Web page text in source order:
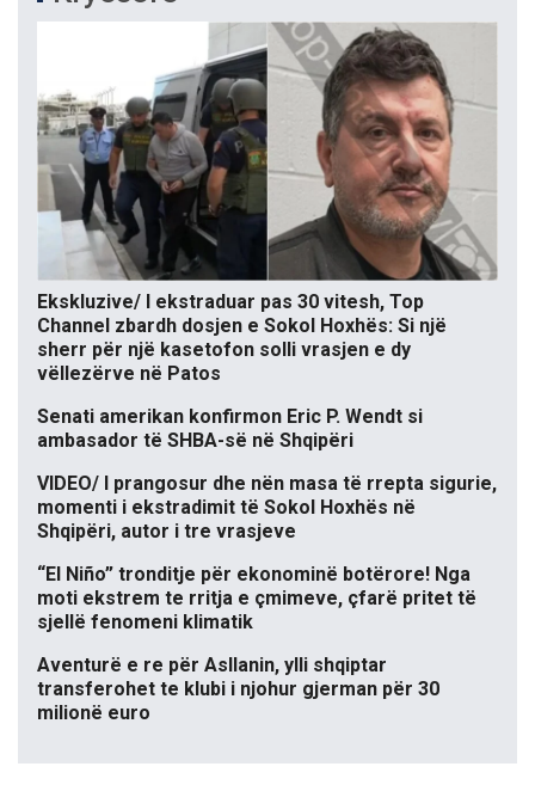
Ekskluzive/ I ekstraduar pas 30 vitesh, Top
Channel zbardh dosjen e Sokol Hoxhës: Si një
sherr për një kasetofon solli vrasjen e dy
vëllezërve në Patos
Senati amerikan konfirmon Eric P. Wendt si
ambasador të SHBA-së në Shqipëri
VIDEO/ I prangosur dhe nën masa të rrepta sigurie,
momenti i ekstradimit të Sokol Hoxhës në
Shqipëri, autor i tre vrasjeve
“El Niño” tronditje për ekonominë botërore! Nga
moti ekstrem te rritja e çmimeve, çfarë pritet të
sjellë fenomeni klimatik
Aventurë e re për Asllanin, ylli shqiptar
transferohet te klubi i njohur gjerman për 30
milionë euro